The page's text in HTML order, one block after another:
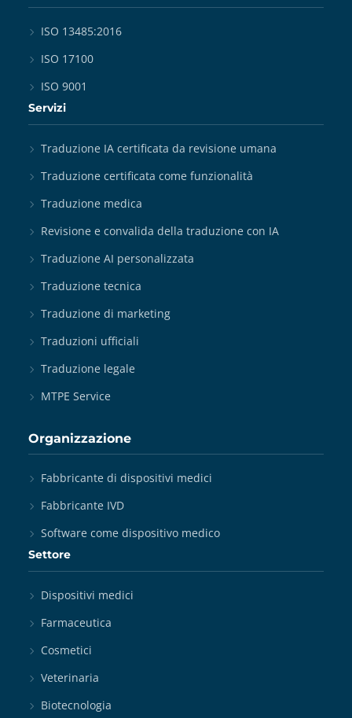
ISO 13485:2016
ISO 17100
ISO 9001
Servizi
Traduzione IA certificata da revisione umana
Traduzione certificata come funzionalità
Traduzione medica
Revisione e convalida della traduzione con IA
Traduzione AI personalizzata
Traduzione tecnica
Traduzione di marketing
Traduzioni ufficiali
Traduzione legale
MTPE Service
Organizzazione
Fabbricante di dispositivi medici
Fabbricante IVD
Software come dispositivo medico
Settore
Dispositivi medici
Farmaceutica
Cosmetici
Veterinaria
Biotecnologia